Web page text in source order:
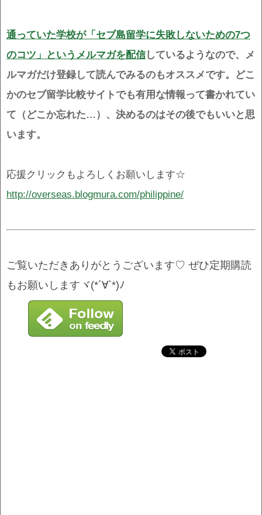
通っていた学校が「セブ島留学に失敗しないための7つ
のコツ」というメルマガを配信しているようなので、メ
ルマガだけ登録して読んでみるのもオススメです。どこ
かのセブ留学比較サイトでも有用な情報って書かれてい
て（どこか忘れた…）、決めるのはその後でもいいと思
います。
応援クリックもよろしくお願いします☆
http://overseas.blogmura.com/philippine/
ご覧いただきありがとうございます♡ ぜひ定期購読
もお願いしますヾ(*´∀`*)ﾉ